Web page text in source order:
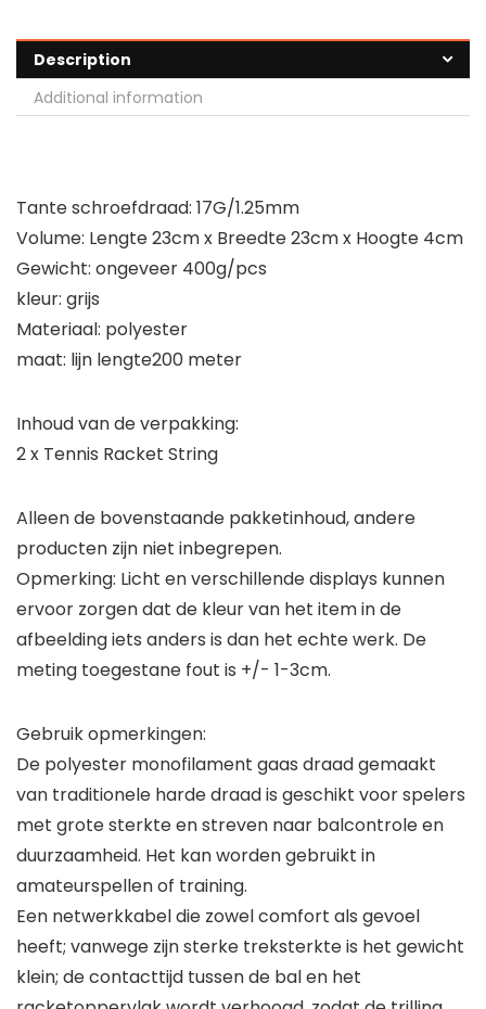
Description
Additional information
Tante schroefdraad: 17G/1.25mm
Volume: Lengte 23cm x Breedte 23cm x Hoogte 4cm
Gewicht: ongeveer 400g/pcs
kleur: grijs
Materiaal: polyester
maat: lijn lengte200 meter
Inhoud van de verpakking:
2 x Tennis Racket String
Alleen de bovenstaande pakketinhoud, andere
producten zijn niet inbegrepen.
Opmerking: Licht en verschillende displays kunnen
ervoor zorgen dat de kleur van het item in de
afbeelding iets anders is dan het echte werk. De
meting toegestane fout is +/- 1-3cm.
Gebruik opmerkingen:
De polyester monofilament gaas draad gemaakt
van traditionele harde draad is geschikt voor spelers
met grote sterkte en streven naar balcontrole en
duurzaamheid. Het kan worden gebruikt in
amateurspellen of training.
Een netwerkkabel die zowel comfort als gevoel
heeft; vanwege zijn sterke treksterkte is het gewicht
klein; de contacttijd tussen de bal en het